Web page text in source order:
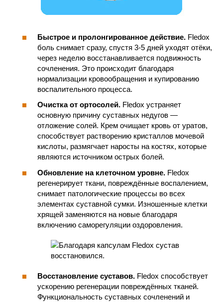
Быстрое и пролонгированное действие. Fledox
боль снимает сразу, спустя 3-5 дней уходят отёки,
через неделю восстанавливается подвижность
сочленения. Это происходит благодаря
нормализации кровообращения и купированию
воспалительного процесса.
Очистка от ортосолей. Fledox устраняет
основную причину суставных недугов —
отложение солей. Крем очищает кровь от уратов,
способствует растворению кристаллов мочевой
кислоты, размягчает наросты на костях, которые
являются источником острых болей.
Обновление на клеточном уровне. Fledox
регенерирует ткани, повреждённые воспалением,
снимает патологические процессы во всех
элементах суставной сумки. Изношенные клетки
хрящей заменяются на новые благодаря
включению саморегуляции оздоровления.
Восстановление суставов. Fledox способствует
ускорению регенерации повреждённых тканей.
Функциональность суставных сочленений и